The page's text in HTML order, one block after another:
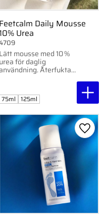
Feetcalm Daily Mousse
Urea
Lätt mousse med 10 %
urea för daglig
Återfuktar,
till torr hud.
75ml 125ml
i favoriter Lägg